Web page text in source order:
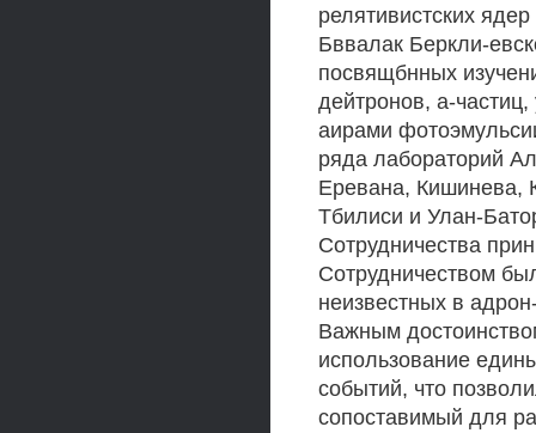
релятивистских
Бввалак Беркли-
посвящбнных
дейтронов, а-
аирами
ряда лабораторий
Еревана, Кишинева,
Тбилиси и Улан-
Сотрудничества
Сотрудничеством
неизвестных в
Важным
использование
событий, что
сопоставимый для